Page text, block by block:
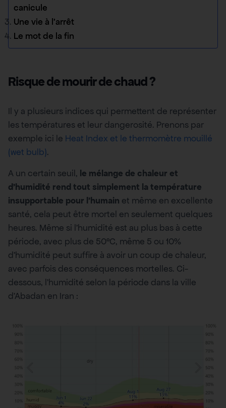
canicule
Une vie à l’arrêt
Le mot de la fin
Risque de mourir de chaud ?
Il y a plusieurs indices qui permettent de représenter
les températures et leur dangerosité. Prenons par
exemple ici le Heat Index et le thermomètre mouillé
(wet bulb).
A un certain seuil, le mélange de chaleur et
d’humidité rend tout simplement la température
insupportable pour l’humain et même en excellente
santé, cela peut être mortel en seulement quelques
heures. Même si l’humidité est au plus bas à cette
période, avec plus de 50°C, même 5 ou 10%
d’humidité peut suffire à avoir un coup de chaleur,
avec parfois des conséquences mortelles. Ci-
dessous, l’humidité selon la période dans la ville
d’Abadan en Iran :